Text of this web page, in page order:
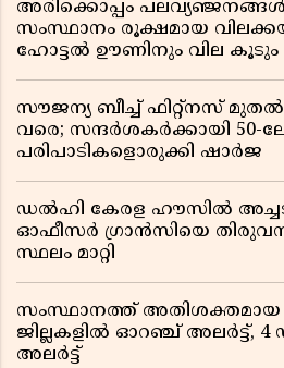
അരിക്കൊപ്പം
സംസ്ഥാനം രൂക്ഷമായ
ഹോട്ടൽ ഊണിനും വില കൂടും
സൗജന്യ ബീച്ച് ഫിറ്റ്നസ്
വരെ; സന്ദർശകർക്കായി 50-
പരിപാടികളൊരുക്കി ഷാർജ
ഡൽഹി കേരള ഹൗസിൽ
ഓഫീസർ ഗ്രാൻസിയെ
സ്ഥലം മാറ്റി
സംസ്ഥാനത്ത് അതിശക്തമായ
ജില്ലകളിൽ ഓറഞ്ച് അലർട്ട്,
അലർട്ട്